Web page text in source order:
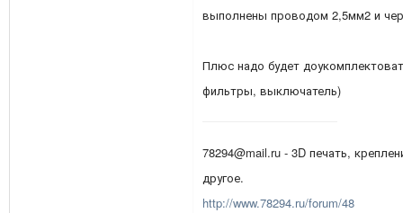
выполнены проводом 2,5мм2 и
Плюс надо будет
фильтры, выключатель)
78294@mail.ru - 3D печать,
другое.
http://www.78294.ru/forum/48